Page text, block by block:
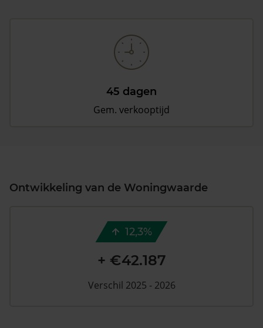
45 dagen
Gem. verkooptijd
Ontwikkeling van de Woningwaarde
12,3%
+ €42.187
Verschil 2025 - 2026